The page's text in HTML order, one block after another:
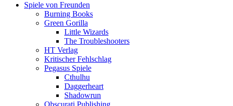
Spiele von Freunden
Burning Books
Green Gorilla
Little Wizards
The Troubleshooters
HT Verlag
Kritischer Fehlschlag
Pegasus Spiele
Cthulhu
Daggerheart
Shadowrun
Obscurati Publishing